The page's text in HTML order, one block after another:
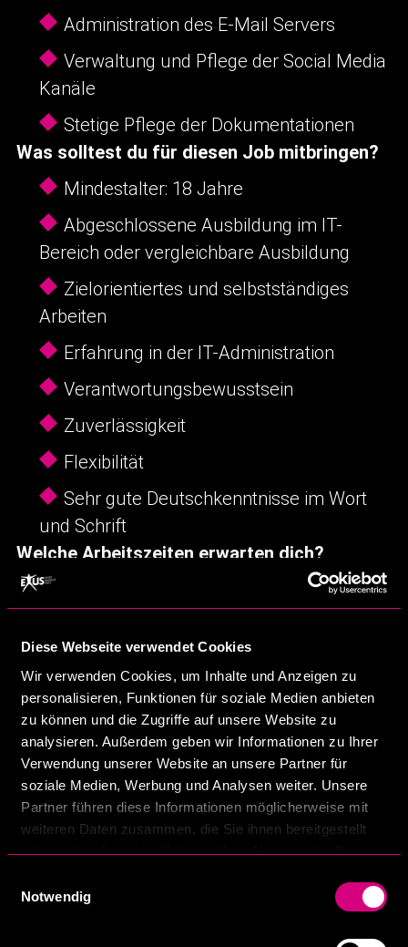
Diese Webseite verwendet Cookies
Wir verwenden Cookies, um Inhalte und Anzeigen zu
personalisieren, Funktionen für soziale Medien anbieten
zu können und die Zugriffe auf unsere Website zu
analysieren. Außerdem geben wir Informationen zu Ihrer
Verwendung unserer Website an unsere Partner für
soziale Medien, Werbung und Analysen weiter. Unsere
Partner führen diese Informationen möglicherweise mit
weiteren Daten zusammen, die Sie ihnen bereitgestellt
haben oder die sie im Rahmen Ihrer Nutzung der Dienste
Notwendig
Administration des E-Mail Servers
Verwaltung und Pflege der Social Media
Kanäle
Stetige Pflege der Dokumentationen
Was solltest du für diesen Job mitbringen?
Mindestalter: 18 Jahre
Abgeschlossene Ausbildung im IT-
Bereich oder vergleichbare Ausbildung
Zielorientiertes und selbstständiges
Arbeiten
Erfahrung in der IT-Administration
Verantwortungsbewusstsein
Zuverlässigkeit
Flexibilität
Sehr gute Deutschkenntnisse im Wort
und Schrift
Welche Arbeitszeiten erwarten dich?
Arbeitszeiten nach Absprache und
Entlohnung:
30€ / Stunde
Besondere Benefits:
Leistungsorientierte Extraleistungen
Regelmäßige Teamevents, Ausflüge
und Feiern
Job und maximale Freiheit: flexible